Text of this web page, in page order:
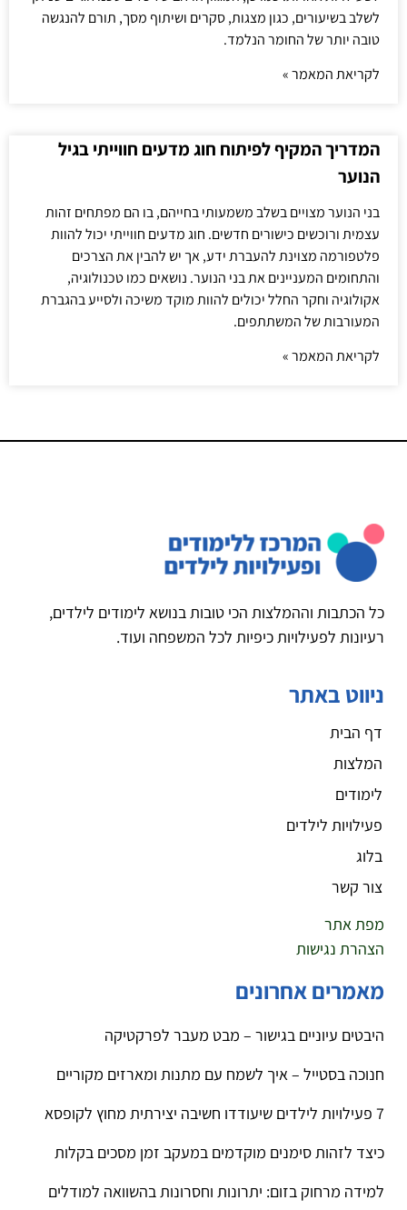
לשלב בשיעורים, כגון מצגות, סקרים ושיתוף מסך, תורם להנגשה
טובה יותר של החומר הנלמד.
לקריאת המאמר »
המדריך המקיף לפיתוח חוג מדעים חווייתי בגיל
הנוער
בני הנוער מצויים בשלב משמעותי בחייהם, בו הם מפתחים זהות
עצמית ורוכשים כישורים חדשים. חוג מדעים חווייתי יכול להוות
פלטפורמה מצוינת להעברת ידע, אך יש להבין את הצרכים
והתחומים המעניינים את בני הנוער. נושאים כמו טכנולוגיה,
אקולוגיה וחקר החלל יכולים להוות מוקד משיכה ולסייע בהגברת
המעורבות של המשתתפים.
לקריאת המאמר »
כל הכתבות וההמלצות הכי טובות בנושא לימודים לילדים,
רעיונות לפעילויות כיפיות לכל המשפחה ועוד.
ניווט באתר
דף הבית
המלצות
לימודים
פעילויות לילדים
בלוג
צור קשר
מפת אתר
הצהרת נגישות
מאמרים אחרונים
היבטים עיוניים בגישור – מבט מעבר לפרקטיקה
חנוכה בסטייל – איך לשמח עם מתנות ומארזים מקוריים
7 פעילויות לילדים שיעודדו חשיבה יצירתית מחוץ לקופסא
כיצד לזהות סימנים מוקדמים במעקב זמן מסכים בקלות
למידה מרחוק בזום: יתרונות וחסרונות בהשוואה למודלים